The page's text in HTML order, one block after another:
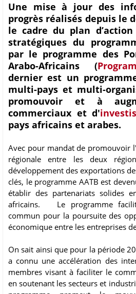
Une mise à jour des
progrès réalisés depuis le
le cadre du plan
stratégiques du
par le programme des
Arabo-Africains (
dernier est un
multi-pays et multi-
promouvoir et à
commerciaux et d'
pays africains et arabes.
Avec pour mandat de promouvoir
régionale entre les deux
développement des exportations
clés, le programme AATB est
établir des partenariats solides
africains. Le programme
commun pour la poursuite des
économique entre les entreprises
On sait ainsi que pour la période
a connu une accélération des
membres visant à faciliter le
en soutenant les secteurs et